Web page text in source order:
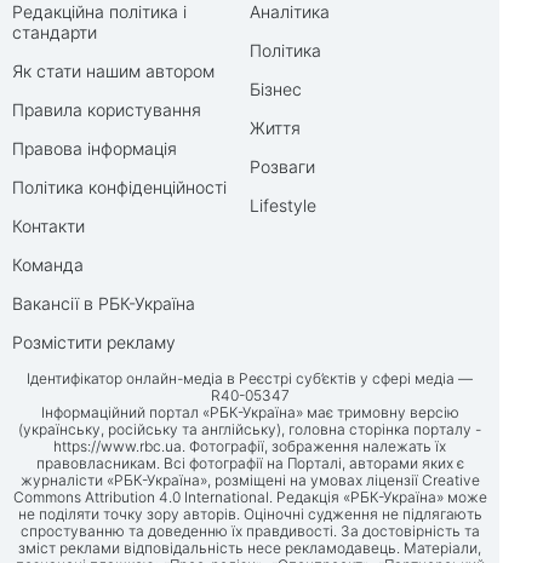
Редакційна політика і
стандарти
Як стати нашим автором
Правила користування
Правова інформація
Політика конфіденційності
Контакти
Команда
Вакансії в РБК-Україна
Розмістити рекламу
Аналітика
Політика
Бізнес
Життя
Розваги
Lifestyle
Ідентифікатор онлайн-медіа в Реєстрі суб’єктів у сфері медіа —
R40-05347
Інформаційний портал «РБК-Україна» має тримовну версію
(українську, російську та англійську), головна сторінка порталу -
https://www.rbc.ua. Фотографії, зображення належать їх
правовласникам. Всі фотографії на Порталі, авторами яких є
журналісти «РБК-Україна», розміщені на умовах ліцензії Creative
Commons Attribution 4.0 International. Редакція «РБК-Україна» може
не поділяти точку зору авторів. Оціночні судження не підлягають
спростуванню та доведенню їх правдивості. За достовірність та
зміст реклами відповідальність несе рекламодавець. Матеріали,